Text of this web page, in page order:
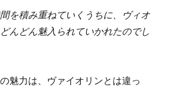
を積み重ねていくうちに、ヴィオ
んどん魅入られていかれたのでし
魅力は、ヴァイオリンとは違っ